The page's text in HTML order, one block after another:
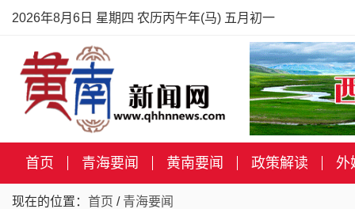
2026年8月6日 星期四 农历丙午年(马) 五月初一
首页 青海要闻 黄南要闻 政策解读 外
现在的位置： 首页 / 青海要闻